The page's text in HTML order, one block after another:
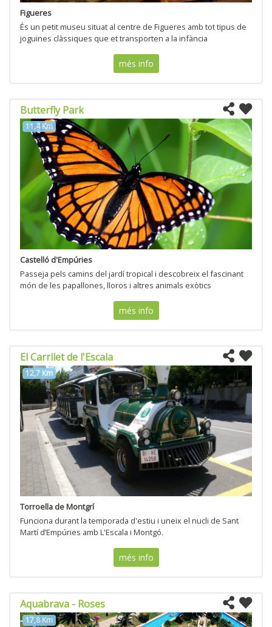
Figueres
És un petit museu situat al centre de Figueres amb tot tipus de
joguines clàssiques que et transporten a la infància
més info
Butterfly Park
11,4 Km
Castelló d'Empúries
Passeja pels camins del jardí tropical i descobreix el fascinant
món de les papallones, lloros i altres animals exòtics
més info
El Carrilet de l'Escala
12,7 Km
Torroella de Montgrí
Funciona durant la temporada d'estiu i uneix el nucli de Sant
Martí d’Empúries amb L'Escala i Montgó.
més info
Aquabrava - Roses
17,8 Km